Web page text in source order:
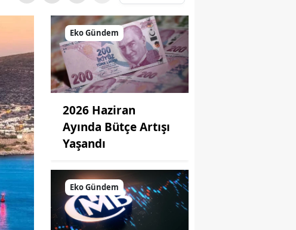
Eko Gündem
2026 Haziran
Ayında Bütçe Artışı
Yaşandı
Eko Gündem